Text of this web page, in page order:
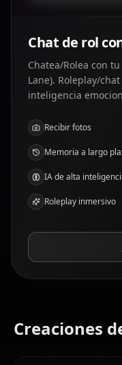
Chat de rol
Chatea/Rolea con
Lane). Roleplay/
inteligencia
Recibir fotos
Memoria a largo
IA de alta
Roleplay inmersivo
Creaciones